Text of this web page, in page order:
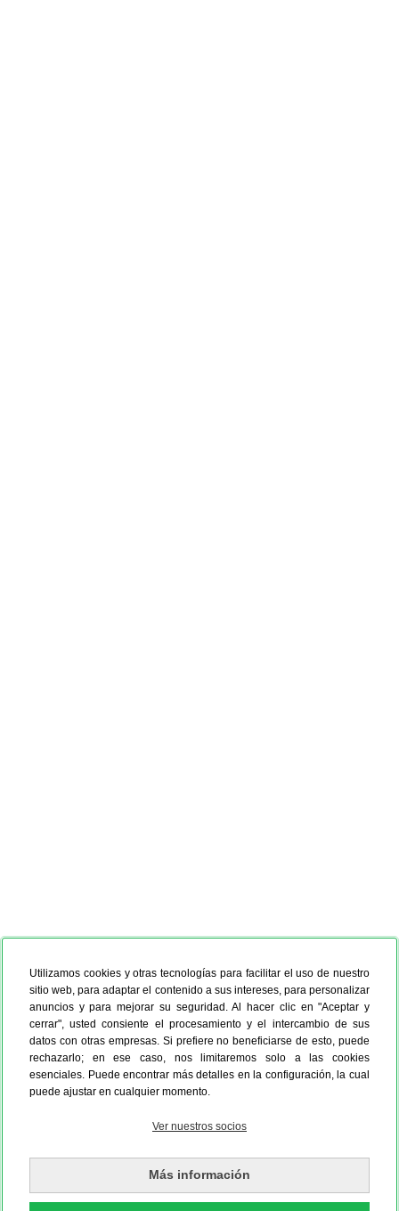
Utilizamos cookies y otras tecnologías para facilitar el uso de nuestro
sitio web, para adaptar el contenido a sus intereses, para personalizar
anuncios y para mejorar su seguridad. Al hacer clic en "Aceptar y
cerrar", usted consiente el procesamiento y el intercambio de sus
datos con otras empresas. Si prefiere no beneficiarse de esto, puede
rechazarlo; en ese caso, nos limitaremos solo a las cookies
esenciales. Puede encontrar más detalles en la configuración, la cual
puede ajustar en cualquier momento.
Ver nuestros socios
Más información